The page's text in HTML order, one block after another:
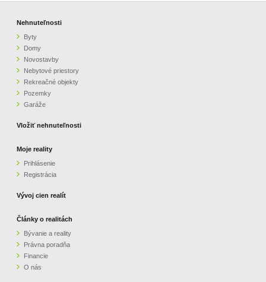
Nehnuteľnosti
Byty
Domy
Novostavby
Nebytové priestory
Rekreačné objekty
Pozemky
Garáže
Vložiť nehnuteľnosti
Moje reality
Prihlásenie
Registrácia
Vývoj cien realít
Články o realitách
Bývanie a reality
Právna poradňa
Financie
O nás